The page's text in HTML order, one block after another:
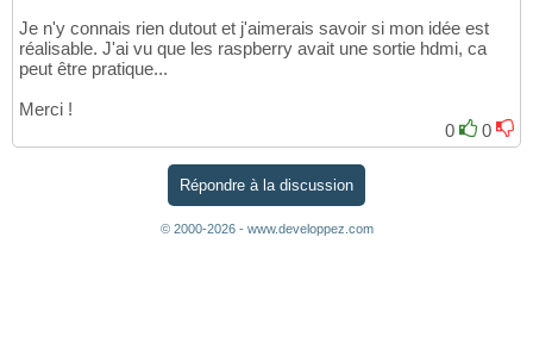
Je n'y connais rien dutout et j'aimerais savoir si mon idée est
réalisable. J'ai vu que les raspberry avait une sortie hdmi, ca
peut être pratique...
Merci !
0
0
Répondre à la discussion
© 2000-2026 - www.developpez.com